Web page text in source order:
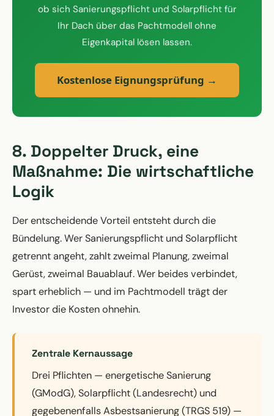
ob sich Sanierungspflicht und Solarpflicht für
Ihr Dach über das Pachtmodell ohne
Eigenkapital lösen lassen.
Kostenlose Eignungsprüfung →
8. Doppelter Druck, eine
Maßnahme: Die wirtschaftliche
Logik
Der entscheidende Vorteil entsteht durch die
Bündelung. Wer Sanierungspflicht und Solarpflicht
getrennt angeht, zahlt zweimal Planung, zweimal
Gerüst, zweimal Bauablauf. Wer beides verbindet,
spart erheblich — und im Pachtmodell trägt der
Investor die Kosten ohnehin.
Zentrale Kernaussage
Drei Pflichten — energetische Sanierung
(GModG), Solarpflicht (Landesrecht) und
gegebenenfalls Asbestsanierung (TRGS 519) —